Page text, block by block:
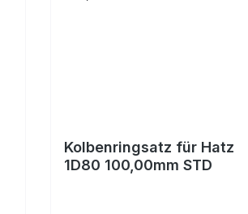
Kolbenringsatz für Hatz
1D80 100,00mm STD